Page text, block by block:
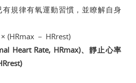
規律有氧運動習慣，並瞭解自身
(HRmax － HRrest)
Heart Rate, HRmax)、靜止心率